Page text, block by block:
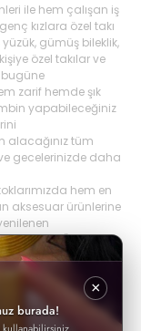
ile hem çalışan iş
kızlara özel takı
gümüş bileklik,
özel takılar ve
bugüne
zarif hemde şık
yapabileceğiniz
alacağınız tüm
gecelerinizde daha
hem en
aksesuar ürünlerine
Öncelikli
bestmysilver.com.tr
hızlı
görmektedir.
burada!
×